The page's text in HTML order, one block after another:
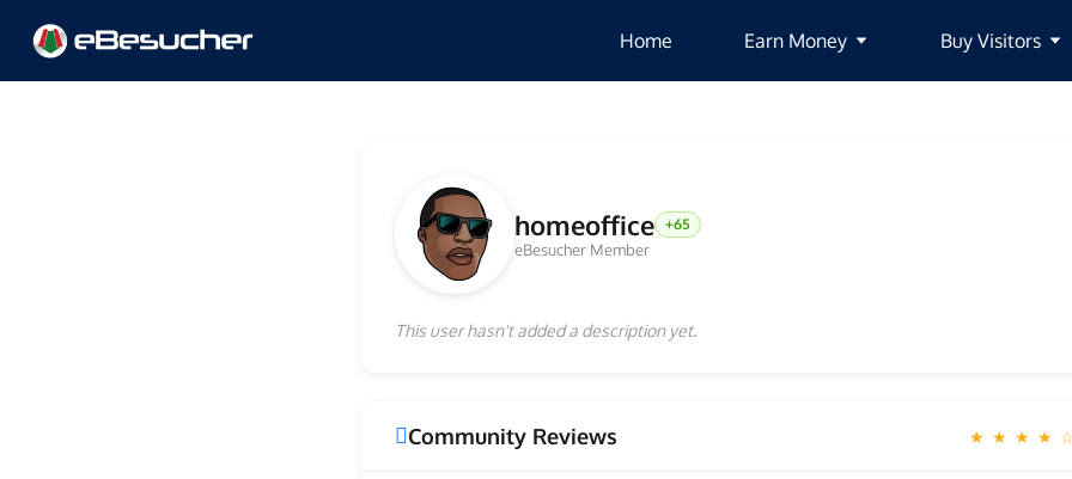
Home Earn Money Buy Visitors
homeoffice +65
eBesucher Member
This user hasn't added a description yet.
Community Reviews ★ ★ ★ ★